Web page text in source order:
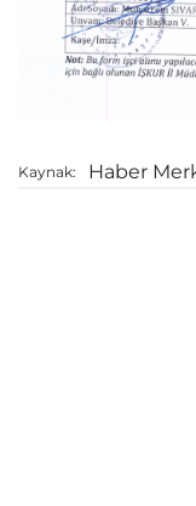
Kaynak: Haber